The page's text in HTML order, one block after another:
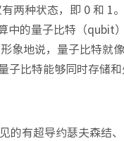
两种状态，即 0 和 1
的量子比特（qubit
象地说，量子比特就
子比特能够同时存储
的有超导约瑟夫森结